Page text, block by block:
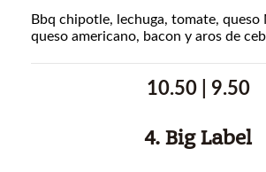
Bbq chipotle, lechuga, tomate,
queso americano, bacon y aros de
10.50 | 9.50
4. Big Label